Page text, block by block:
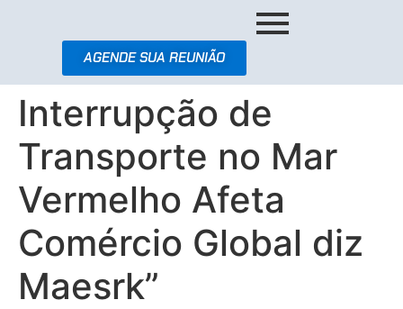
AGENDE SUA REUNIÃO
Interrupção de
Transporte no Mar
Vermelho Afeta
Comércio Global diz
Maesrk”